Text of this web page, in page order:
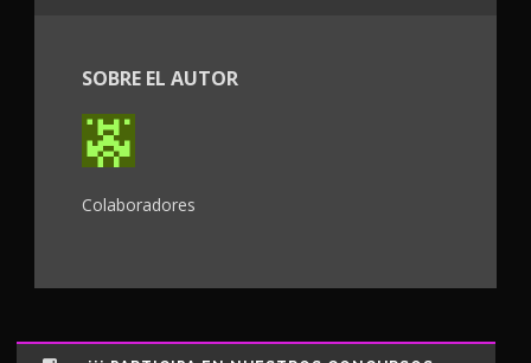
SOBRE EL AUTOR
Colaboradores